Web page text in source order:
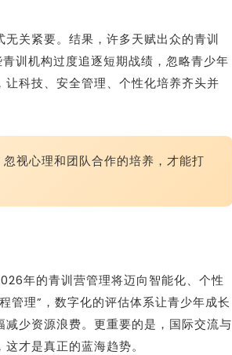
关紧要。结果，许多天赋出众的青训
训机构过度追逐短期战绩，忽略青少年
科技、安全管理、个性化培养齐头并
视心理和团队合作的培养，才能打
年的青训营管理将迈向智能化、个性
管理”，数字化的评估体系让青少年成长
少资源浪费。更重要的是，国际交流与
才是真正的蓝海趋势。